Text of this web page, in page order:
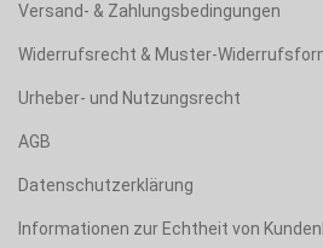
Versand- & Zahlungsbedingungen
Widerrufsrecht & Muster-
Urheber- und Nutzungsrecht
AGB
Datenschutzerklärung
Informationen zur Echtheit von